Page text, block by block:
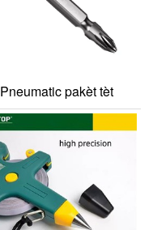
Pneumatic pakèt tèt